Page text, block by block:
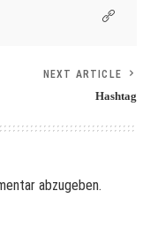
NEXT ARTICLE
Hashtag
abzugeben.